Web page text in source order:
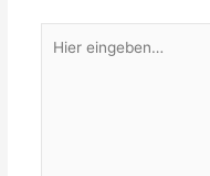
eingeben…